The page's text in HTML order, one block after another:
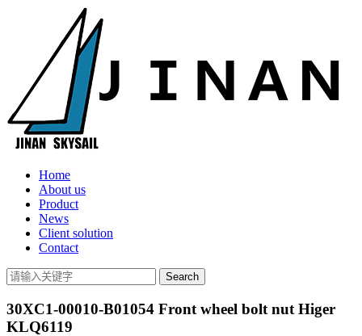
Home
About us
Product
News
Client solution
Contact
30XC1-00010-B01054 Front wheel bolt nut Higer
KLQ6119